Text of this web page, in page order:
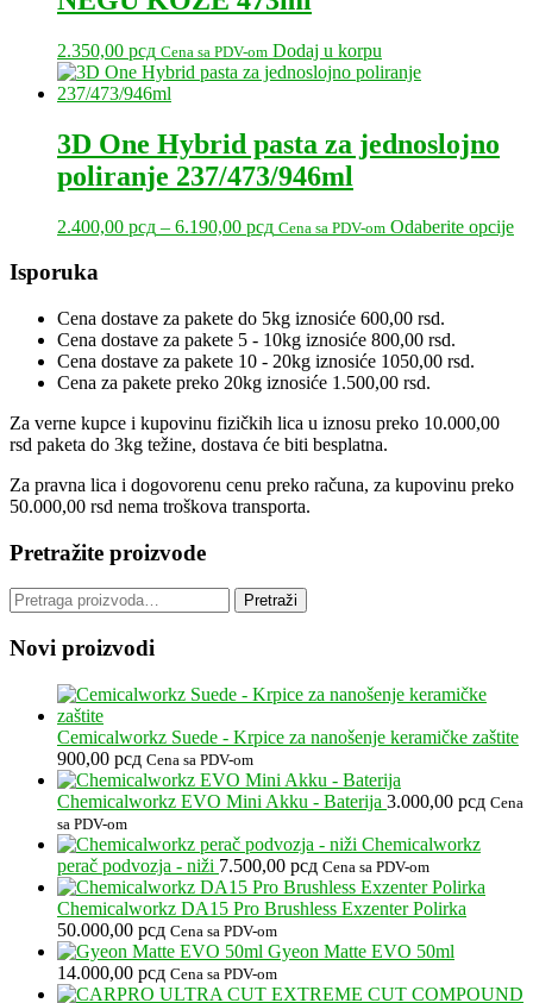
2.350,00 рсд Cena sa PDV-om Dodaj u korpu
3D One Hybrid pasta za jednoslojno
poliranje 237/473/946ml
2.400,00 рсд – 6.190,00 рсдRaspon
do
6.190,00 рсд
Cena sa PDV-om Odaberite opcije
Primary
Sidebar
Isporuka
Cena dostave za pakete do 5kg iznosiće 600,00 rsd.
Cena dostave za pakete 5 - 10kg iznosiće 800,00 rsd.
Cena dostave za pakete 10 - 20kg iznosiće 1050,00 rsd.
Cena za pakete preko 20kg iznosiće 1.500,00 rsd.
Za verne kupce i kupovinu fizičkih lica u iznosu preko 10.000,00
rsd paketa do 3kg težine, dostava će biti besplatna.
Za pravna lica i dogovorenu cenu preko računa, za kupovinu preko
50.000,00 rsd nema troškova transporta.
Pretražite proizvode
Pretraga
za:
Pretraži
Novi proizvodi
Cemicalworkz Suede - Krpice za nanošenje keramičke zaštite
900,00 рсд Cena sa PDV-om
Chemicalworkz EVO Mini Akku - Baterija 3.000,00 рсд Cena
sa PDV-om
Chemicalworkz
perač podvozja - niži 7.500,00 рсд Cena sa PDV-om
Chemicalworkz DA15 Pro Brushless Exzenter Polirka
50.000,00 рсд Cena sa PDV-om
Gyeon Matte EVO 50ml
14.000,00 рсд Cena sa PDV-om